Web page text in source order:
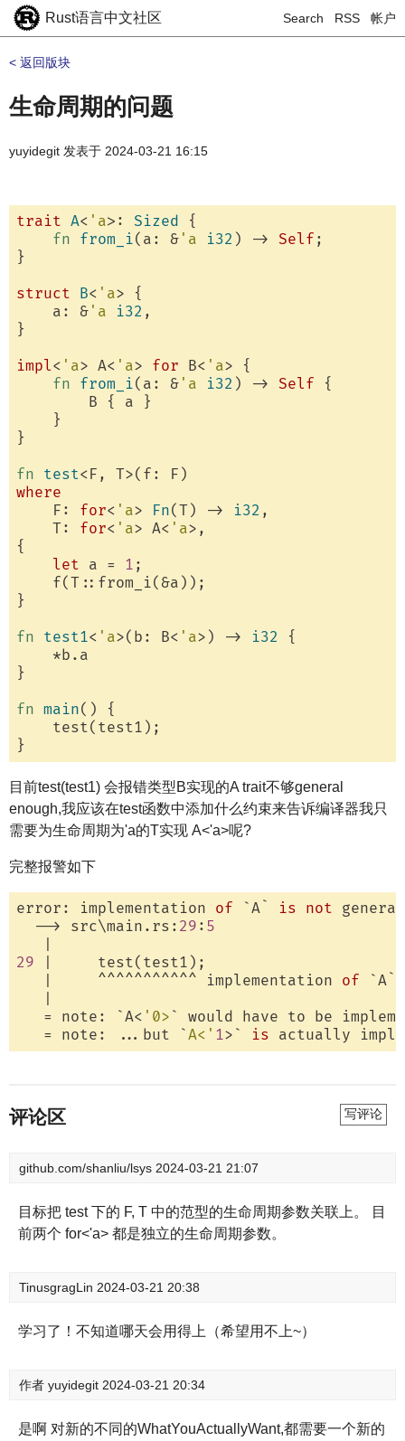
Rust语言中文社区 Search RSS 帐户
< 返回版块
生命周期的问题
yuyidegit 发表于 2024-03-21 16:15
trait A< 'a>: Sized {
fn from_i(a: & 'a i32 ) -> Self ;
}
struct B< 'a> {
    a: &
'a i32 ,
}
impl< 'a> A< 'a> for B< 'a> {
fn from_i(a: & 'a i32 ) -> Self {
        B { a }
    }
}
fn test
where
    F:
for< 'a> Fn(T) -> i32 ,
    T:
for< 'a> A< 'a>,
{
let a = 1 ;
    f(T::from_i(&a));
}
fn test1< 'a>(b: B< 'a>) -> i32 {
    *b.a
}
fn main() {
    test(test1);
目前test(test1) 会报错类型B实现的A trait不够general
enough,我应该在test函数中添加什么约束来告诉编译器我只
需要为生命周期为'a的T实现 A<'a>呢?
完整报警如下
error: implementation of `A is not
  --> src\main.rs:
29 : 5
29 |     test(test1);
   |     ^^^^^^^^^^^ implementation
of `A
   = note: `
A< '0> ` would have to be
   = note: ...but `
A<' 1> ` is actually
评论区 写评论
github.com/shanliu/lsys 2024-03-21 21:07
目标把 test 下的 F, T 中的范型的生命周期参数关联上。 目
前两个 for<'a> 都是独立的生命周期参数。
TinusgragLin 2024-03-21 20:38
学习了！不知道哪天会用得上（希望用不上~）
作者 yuyidegit 2024-03-21 20:34
是啊 对新的不同的WhatYouActuallyWant,都需要一个新的